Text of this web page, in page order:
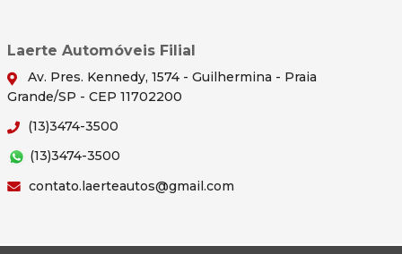
Laerte Automóveis Filial
Av. Pres. Kennedy, 1574 - Guilhermina - Praia
Grande/SP - CEP 11702200
(13)3474-3500
(13)3474-3500
contato.laerteautos@gmail.com